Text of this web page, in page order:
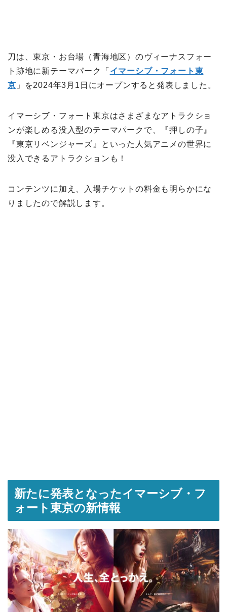
刀は、東京・お台場（青海地区）のヴィーナスフォー
ト跡地に新テーマパーク「 イマーシブ・フォート東
京 」を2024年3月1日にオープンすると発表しました。
イマーシブ・フォート東京はさまざまなアトラクショ
ンが楽しめる没入型のテーマパークで、『押しの子』
『東京リベンジャーズ』といった人気アニメの世界に
没入できるアトラクションも！
コンテンツに加え、入場チケットの料金も明らかにな
りましたので解説します。
新たに発表となったイマーシブ・フ
ォート東京の新情報